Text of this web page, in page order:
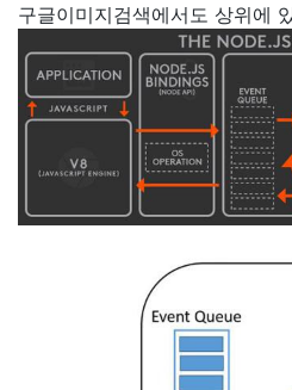
구글이미지검색에서도 상위에